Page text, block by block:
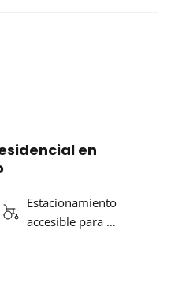
en
Estacionamiento
accesible para …